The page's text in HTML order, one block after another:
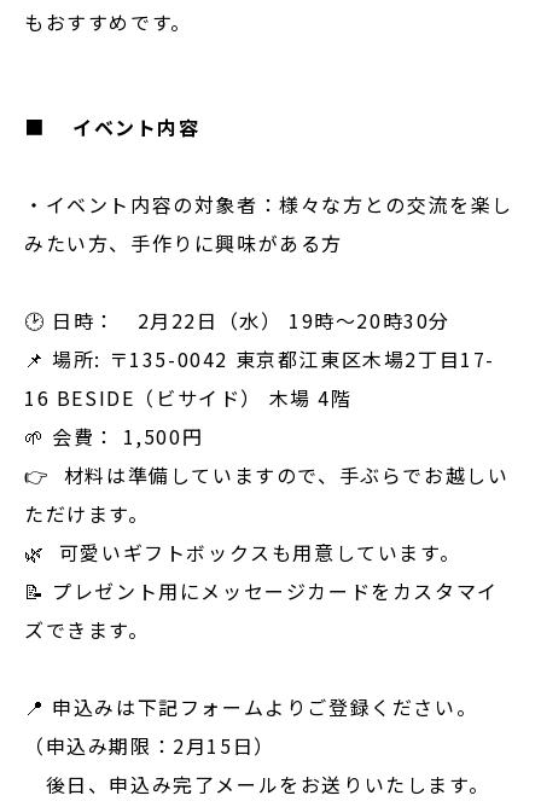
もおすすめです。
■ イベント内容
・イベント内容の対象者：様々な方との交流を楽し
みたい方、手作りに興味がある方
🕑 日時： 2月22日（水） 19時～20時30分
📌 場所: 〒135-0042 東京都江東区木場2丁目17-
16 BESIDE（ビサイド） 木場 4階
🌱 会費： 1,500円
👉 材料は準備していますので、手ぶらでお越しい
ただけます。
🌿 可愛いギフトボックスも用意しています。
📝 プレゼント用にメッセージカードをカスタマイ
ズできます。
📍 申込みは下記フォームよりご登録ください。
（申込み期限：2月15日）
後日、申込み完了メールをお送りいたします。